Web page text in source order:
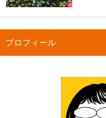
プロフィール